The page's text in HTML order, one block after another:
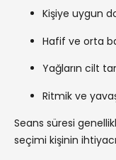
Kişiye uygun
Hafif ve orta
Yağların cilt
Ritmik ve
Seans süresi
seçimi kişinin